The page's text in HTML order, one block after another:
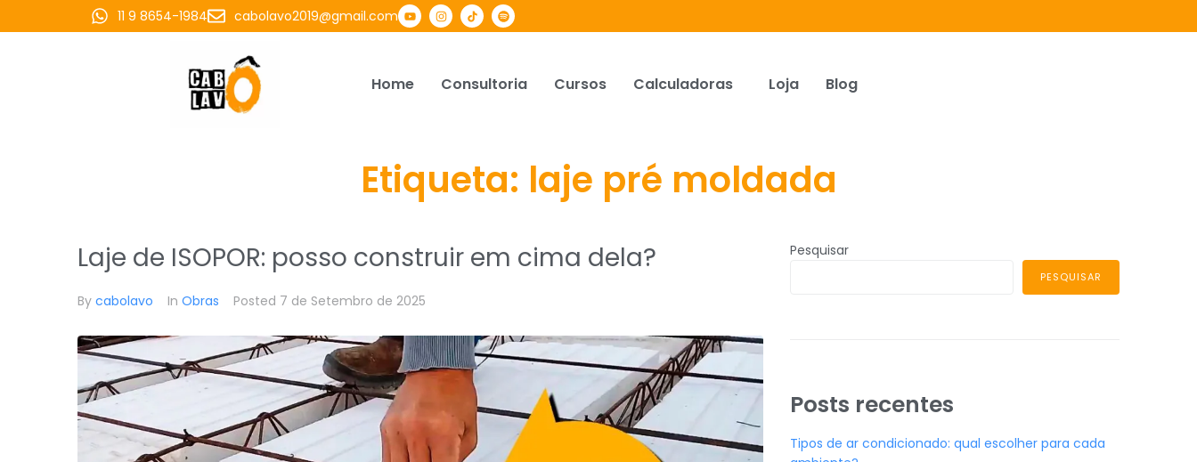
11 9 8654-1984 cabolavo2019@gmail.com
Home Consultoria Cursos Calculadoras Loja Blog
Etiqueta: laje pré moldada
Laje de ISOPOR: posso construir em cima dela?
By cabolavo In Obras Posted 7 de Setembro de 2025
Pesquisar
PESQUISAR
Posts recentes
Tipos de ar condicionado: qual escolher para cada